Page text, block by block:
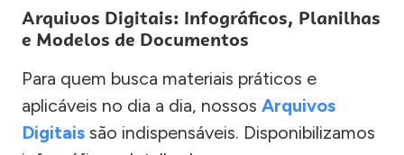
Arquivos Digitais: Infográficos, Planilhas
e Modelos de Documentos
Para quem busca materiais práticos e
aplicáveis no dia a dia, nossos Arquivos
Digitais são indispensáveis. Disponibilizamos